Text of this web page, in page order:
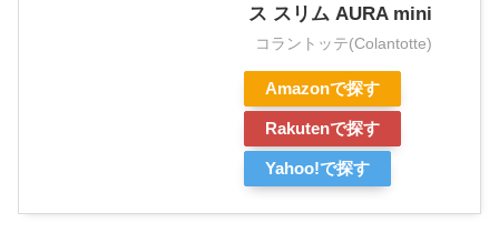
ス スリム AURA mini
コラントッテ(Colantotte)
Amazonで探す
Rakutenで探す
Yahoo!で探す